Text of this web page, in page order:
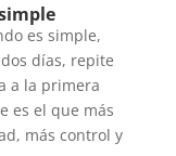
es simple,
días, repite
a la primera
es el que más
más control y